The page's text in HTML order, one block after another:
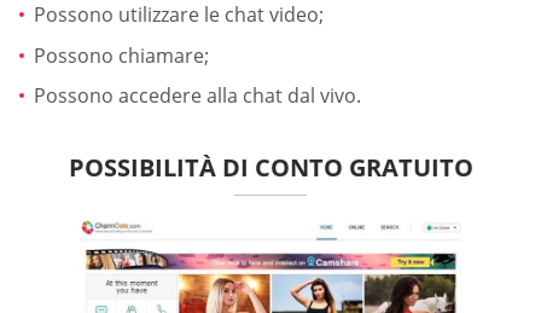
Possono utilizzare le chat video;
Possono chiamare;
Possono accedere alla chat dal vivo.
POSSIBILITÀ DI CONTO GRATUITO